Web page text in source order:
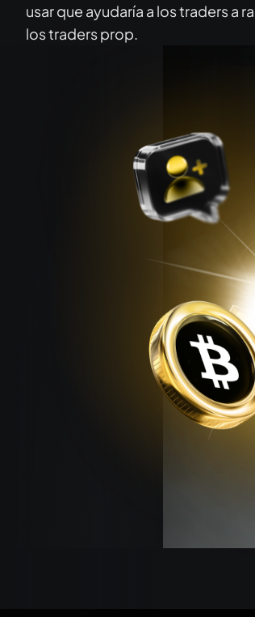
usar que ayudaría a los traders a
los traders prop.